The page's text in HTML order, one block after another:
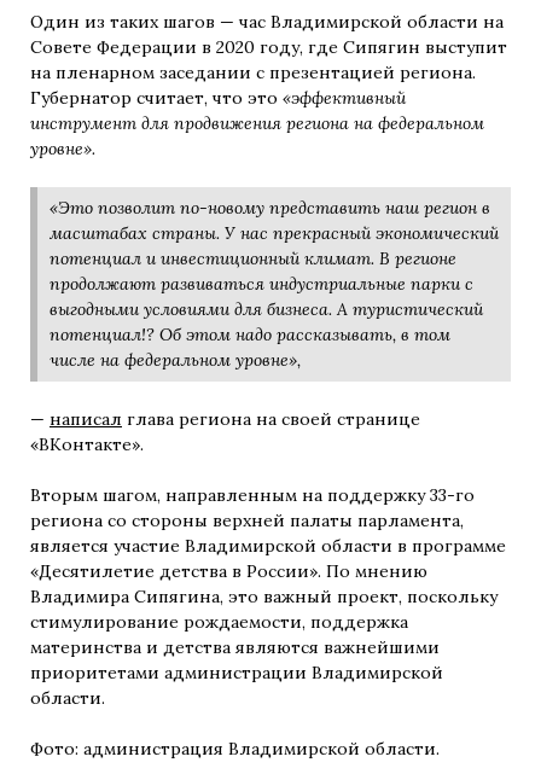
Один из таких шагов — час Владимирской области на
Совете Федерации в 2020 году, где Сипягин выступит
на пленарном заседании с презентацией региона.
Губернатор считает, что это «эффективный
инструмент для продвижения региона на федеральном
уровне».
«Это позволит по-новому представить наш регион в
масштабах страны. У нас прекрасный экономический
потенциал и инвестиционный климат. В регионе
продолжают развиваться индустриальные парки с
выгодными условиями для бизнеса. А туристический
потенциал!? Об этом надо рассказывать, в том
числе на федеральном уровне»,
— написал глава региона на своей странице
«ВКонтакте».
Вторым шагом, направленным на поддержку 33-го
региона со стороны верхней палаты парламента,
является участие Владимирской области в программе
«Десятилетие детства в России». По мнению
Владимира Сипягина, это важный проект, поскольку
стимулирование рождаемости, поддержка
материнства и детства являются важнейшими
приоритетами администрации Владимирской
области.
Фото: администрация Владимирской области.